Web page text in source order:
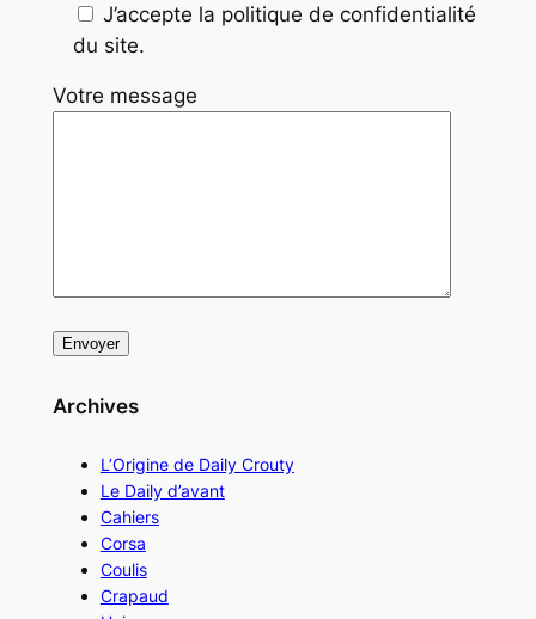
J’accepte la politique de confidentialité
du site.
Votre message
Archives
L’Origine de Daily Crouty
Le Daily d’avant
Cahiers
Corsa
Coulis
Crapaud